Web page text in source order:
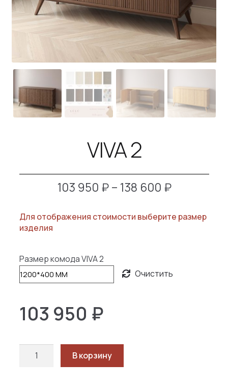
B2B
КОНТАКТЫ
SALE
VIVA 2
103 950 ₽ – 138 600 ₽Диапазон
103
Для отображения стоимости выберите размер
изделия
Размер комода VIVA 2
Очистить
103 950 ₽
Количество
В корзину